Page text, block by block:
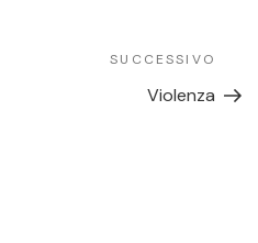
SUCCESSIVO
Violenza